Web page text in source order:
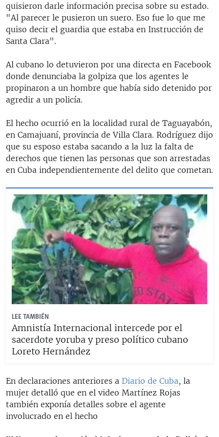
quisieron darle información precisa sobre su estado.
"Al parecer le pusieron un suero. Eso fue lo que me
quiso decir el guardia que estaba en Instrucción de
Santa Clara".
Al cubano lo detuvieron por una directa en Facebook
donde denunciaba la golpiza que los agentes le
propinaron a un hombre que había sido detenido por
agredir a un policía.
El hecho ocurrió en la localidad rural de Taguayabón,
en Camajuaní, provincia de Villa Clara. Rodríguez dijo
que su esposo estaba sacando a la luz la falta de
derechos que tienen las personas que son arrestadas
en Cuba independientemente del delito que cometan.
LEE TAMBIÉN
Amnistía Internacional intercede por el
sacerdote yoruba y preso político cubano
Loreto Hernández
En declaraciones anteriores a Diario de Cuba, la
mujer detalló que en el video Martínez Rojas
también exponía detalles sobre el agente
involucrado en el hecho